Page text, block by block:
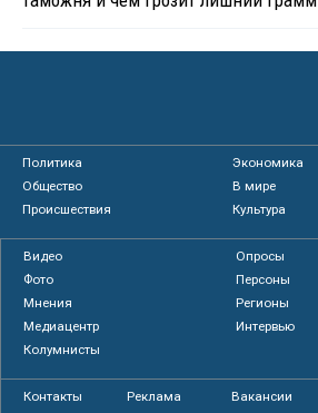
Политика
Экономика
Общество
В мире
Происшествия
Культура
Видео
Опросы
Фото
Персоны
Мнения
Регионы
Медиацентр
Интервью
Колумнисты
Контакты Реклама Вакансии